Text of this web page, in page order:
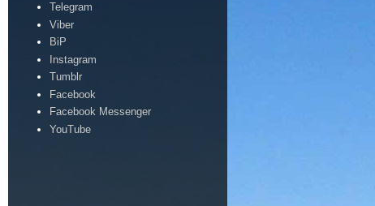
Telegram
Viber
BiP
Instagram
Tumblr
Facebook
Facebook Messenger
YouTube